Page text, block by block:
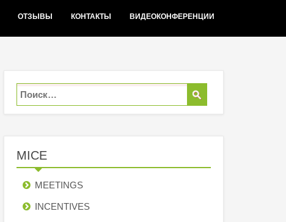
ОТЗЫВЫ КОНТАКТЫ ВИДЕОКОНФЕРЕНЦИИ
MICE
MEETINGS
INCENTIVES